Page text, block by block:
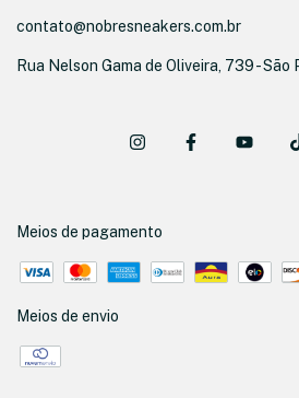
contato@nobresneakers.com.br
Rua Nelson Gama de Oliveira, 739 - São
Meios de pagamento
Meios de envio